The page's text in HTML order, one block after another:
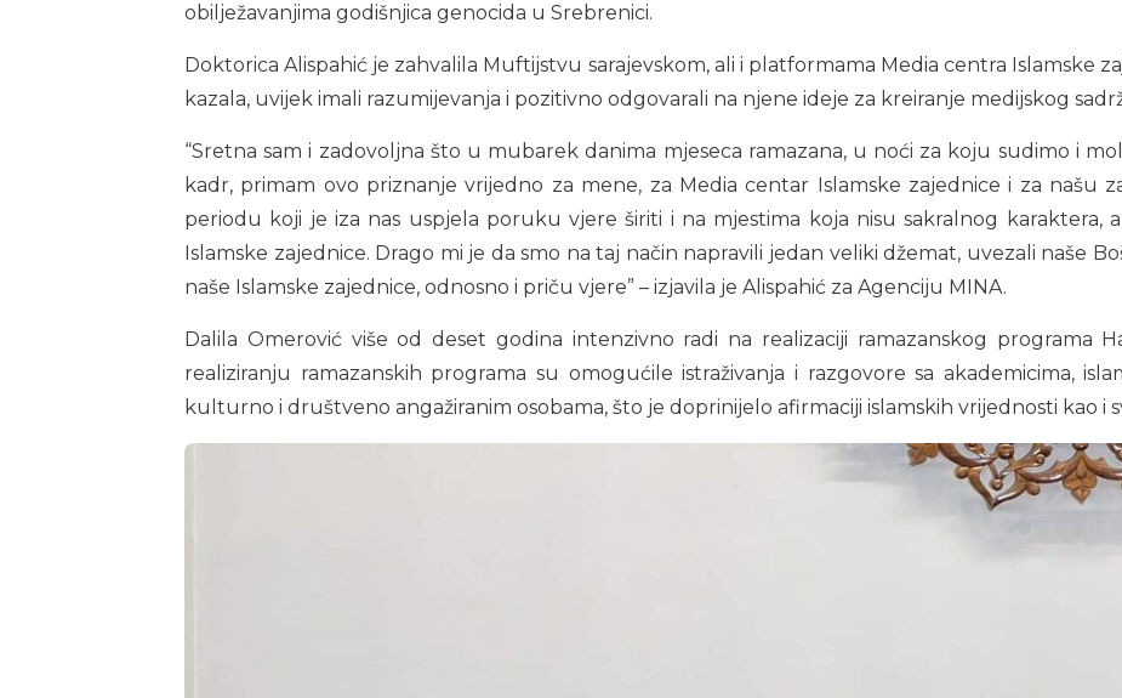
obilježavanjima godišnjica genocida u Srebrenici.
Doktorica Alispahić je zahvalila Muftijstvu sarajevskom, ali i platformama Media centra Islamske
kazala, uvijek imali razumijevanja i pozitivno odgovarali na njene ideje za kreiranje medijskog
“Sretna sam i zadovoljna što u mubarek danima mjeseca ramazana, u noći za koju sudimo i
kadr, primam ovo priznanje vrijedno za mene, za Media centar Islamske zajednice i za našu
periodu koji je iza nas uspjela poruku vjere širiti i na mjestima koja nisu sakralnog karaktera,
Islamske zajednice. Drago mi je da smo na taj način napravili jedan veliki džemat, uvezali naše
naše Islamske zajednice, odnosno i priču vjere” – izjavila je Alispahić za Agenciju MINA.
Dalila Omerović više od deset godina intenzivno radi na realizaciji ramazanskog programa
realiziranju ramazanskih programa su omogućile istraživanja i razgovore sa akademicima,
kulturno i društveno angažiranim osobama, što je doprinijelo afirmaciji islamskih vrijednosti kao i